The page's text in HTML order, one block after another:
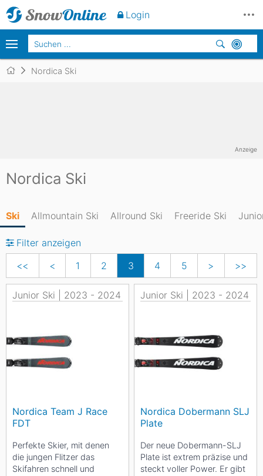
Nordica Ski
Nordica Ski
Ski Allmountain Ski Allround Ski Freeride Ski
<< < 1 2 3 4 5 > >>
Filter anzeigen
Junior Ski | 2023 - 2024
Nordica Team J Race
FDT
Perfekte Skier, mit denen
die jungen Flitzer das
Skifahren schnell und
Junior Ski | 2023 - 2024
Nordica Dobermann SLJ
Plate
Der neue Dobermann-SLJ
Plate ist extrem präzise und
steckt voller Power. Er gibt
Anzeige
Login